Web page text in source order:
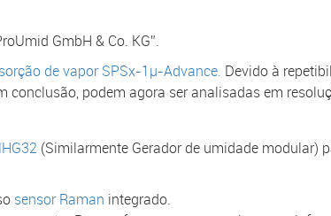
GmbH & Co. KG”.
de vapor SPSx-1µ-Advance. Devido à
conclusão, podem agora ser analisadas em
(Similarmente Gerador de umidade modular)
sensor Raman integrado.